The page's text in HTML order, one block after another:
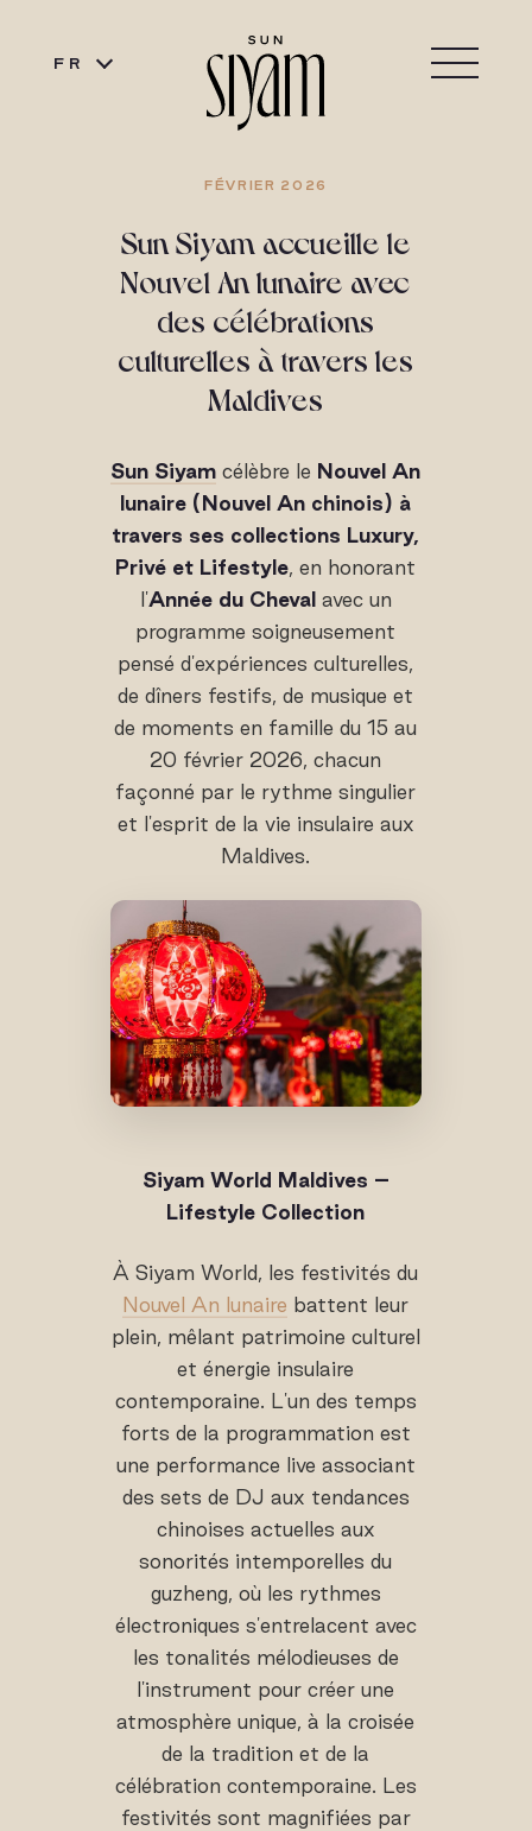
FR
FÉVRIER 2026
Sun Siyam accueille le
Nouvel An lunaire avec
des célébrations
culturelles à travers les
Maldives
Sun Siyam célèbre le Nouvel An
lunaire (Nouvel An chinois) à
travers ses collections Luxury,
Privé et Lifestyle, en honorant
l'Année du Chevalavec un
programme soigneusement
pensé d'expériences culturelles,
de dîners festifs, de musique et
de moments en famille du 15 au
20 février 2026, chacun
façonné par le rythme singulier
et l'esprit de la vie insulaire aux
Maldives.
Siyam World Maldives –
Lifestyle Collection
À Siyam World, les festivités du
Nouvel An lunaire battent leur
plein, mêlant patrimoine culturel
et énergie insulaire
contemporaine. L'un des temps
forts de la programmation est
une performance live associant
des sets de DJ aux tendances
chinoises actuelles aux
sonorités intemporelles du
guzheng, où les rythmes
électroniques s'entrelacent avec
les tonalités mélodieuses de
l'instrument pour créer une
atmosphère unique, à la croisée
de la tradition et de la
célébration contemporaine. Les
festivités sont magnifiées par